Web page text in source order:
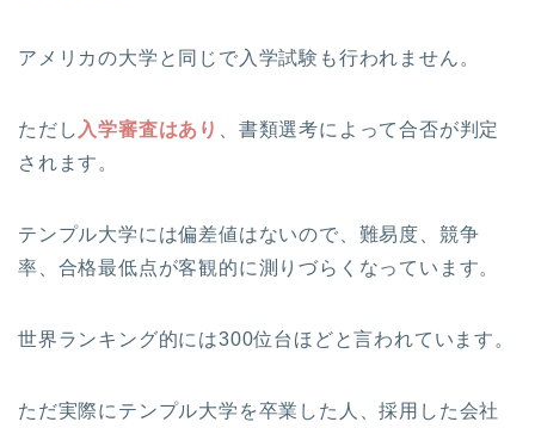
アメリカの大学と同じで入学試験も行われません。
ただし 入学審査はあり
、書類選考によって合否が判定
されます。
テンプル大学には偏差値はないので、難易度、競争
率、合格最低点が客観的に測りづらくなっています。
世界ランキング的には300位台ほどと言われています。
ただ実際にテンプル大学を卒業した人、採用した会社